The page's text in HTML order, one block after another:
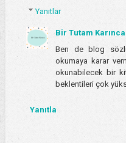
Yanıtlar
Bir Tutam Karınca
Ben de blog
okumaya karar
okunabilecek bir
beklentileri çok
Yanıtla